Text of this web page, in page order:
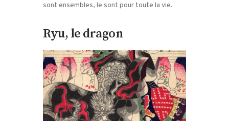
sont ensembles, le sont pour toute la vie.
Ryu, le dragon